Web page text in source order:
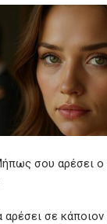
σου αρέσει
σε κάποιον